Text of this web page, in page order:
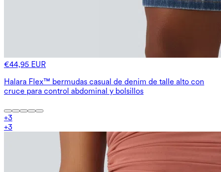
€44,95 EUR
Halara Flex™ bermudas casual de denim de talle alto con
cruce para control abdominal y bolsillos
+3
+3